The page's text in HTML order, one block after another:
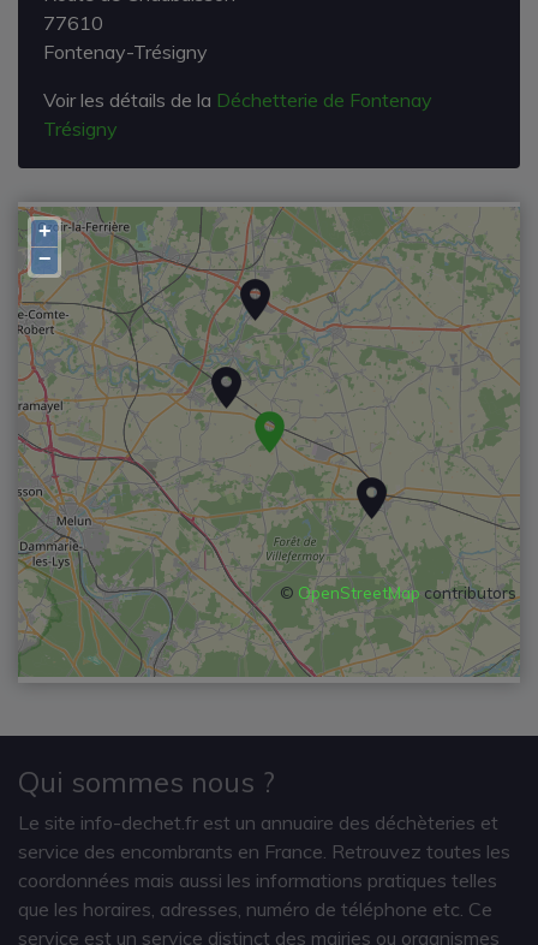
+
−
© OpenStreetMap contributors
77610
Fontenay-Trésigny
Voir les détails de la Déchetterie de Fontenay
Trésigny
Qui sommes nous ?
Le site info-dechet.fr est un annuaire des déchèteries et
service des encombrants en France. Retrouvez toutes les
coordonnées mais aussi les informations pratiques telles
que les horaires, adresses, numéro de téléphone etc. Ce
service est un service distinct des mairies ou organismes